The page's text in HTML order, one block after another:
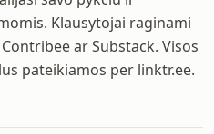
Klausytojai raginami
ar Substack. Visos
pateikiamos per linktr.ee.